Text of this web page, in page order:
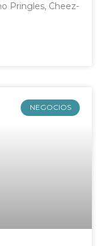
Pringles, Cheez-
NEGOCIOS